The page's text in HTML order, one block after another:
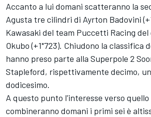
Accanto a lui domani scatteranno la
Agusta tre cilindri di Ayrton Badovini
Kawasaki del team Puccetti Racing del
Okubo (+1"723). Chiudono la classifica
hanno preso parte alla Superpole 2
Stapleford, rispettivamente decimo,
dodicesimo.
A questo punto l'interesse verso quello
combineranno domani i primi sei è